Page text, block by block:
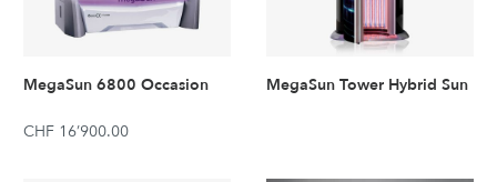
MegaSun 6800 Occasion
CHF 16’900.00
MegaSun Tower Hybrid Sun